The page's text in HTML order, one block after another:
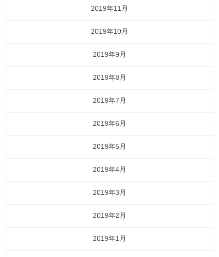
2019年11月
2019年10月
2019年9月
2019年8月
2019年7月
2019年6月
2019年5月
2019年4月
2019年3月
2019年2月
2019年1月